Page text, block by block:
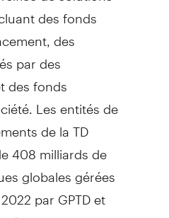
des fonds
des
par des
des fonds
Les entités de
de la TD
408 milliards de
globales gérées
par GPTD et